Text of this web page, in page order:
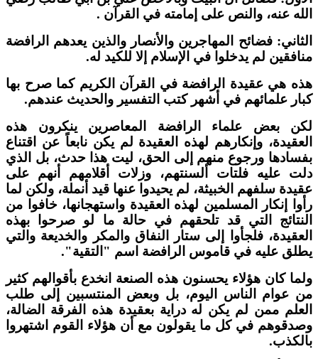
عنه، والنص على إمامته في القرآن .
فضائح المهاجرين والأنصار والذين يعدهم الرافضة
لم يدخلوا في الإسلام إلا للكيد له.
هي عقيدة الرافضة في القرآن الكريم كما صرح بها
علمائهم في أشهر كتب التفسير والحديث عندهم.
بعض علماء الرافضة المعاصرين ينكرون هذه
وإنكارهم لهذه العقيدة لم يكن نابعاً عن اقتناع
ورجوع منهم إلى الحق، ليت هذا حدث، بل الذي
عليه فلتات ألسنتهم، وزلات أقلامهم أنهم على
سلفهم الخبيثة، لم يحيدوا عنها قيد أنملة، ولكن لما
إنكار المسلمين لهذه العقيدة واستهجانها، خافوا من
التي قد تلحقهم في حالة ما لو صرحوا بهذه
فلجأوا إلى ستار النفاق والمكر والخديعة والتي
عليه في قاموس الرافضة اسم "التقية".
كان هؤلاء يحسنون هذه الصنعة انخدع بأقوالهم كثير
عوام الناس اليوم، بل وبعض المنتسبين إلى طلب
ممن لم يكن له دراية بعقيدة هذه الفرقة الضالة،
في كل ما يقولون مع أن هؤلاء القوم اشتهروا